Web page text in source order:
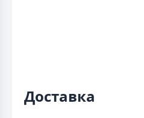
Доставка